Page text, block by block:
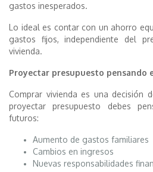
gastos inesperados.
Lo ideal es contar con un ahorro
gastos fijos, independiente del
vivienda.
Proyectar presupuesto pensando
Comprar vivienda es una decisión
proyectar presupuesto debes
futuros:
Aumento de gastos familiares
Cambios en ingresos
Nuevas responsabilidades